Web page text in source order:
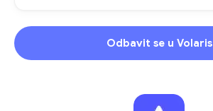
Odbavit se u Volaris